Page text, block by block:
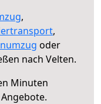
,
,
oder
nach Velten.
Minuten